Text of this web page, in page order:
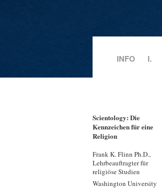
INFO I.
Scientology: Die
Kennzeichen für eine
Religion
Frank K. Flinn Ph.D.,
Lehrbeauftragter für
religiöse Studien
Washington University